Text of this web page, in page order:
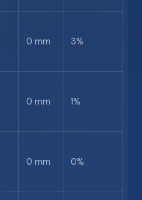
0 mm 3%
0 mm 1%
0 mm 0%